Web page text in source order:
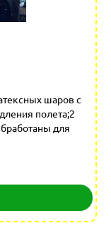
шаров с
полета;2
для